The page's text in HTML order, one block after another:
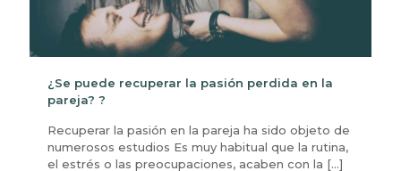
¿Se puede recuperar la pasión perdida en la
pareja? ?
Recuperar la pasión en la pareja ha sido objeto de
numerosos estudios Es muy habitual que la rutina,
el estrés o las preocupaciones, acaben con la […]